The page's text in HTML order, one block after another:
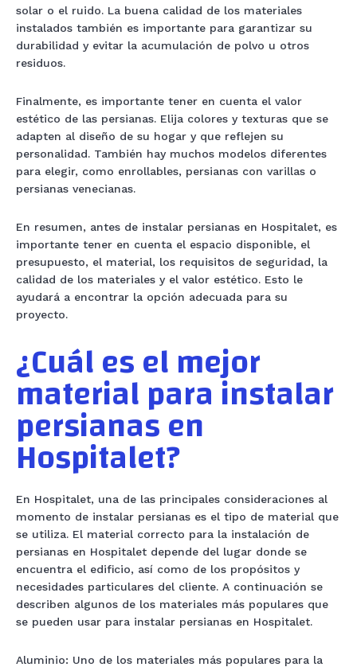
solar o el ruido. La buena calidad de los materiales
instalados también es importante para garantizar su
durabilidad y evitar la acumulación de polvo u otros
residuos.
Finalmente, es importante tener en cuenta el valor
estético de las persianas. Elija colores y texturas que se
adapten al diseño de su hogar y que reflejen su
personalidad. También hay muchos modelos diferentes
para elegir, como enrollables, persianas con varillas o
persianas venecianas.
En resumen, antes de instalar persianas en Hospitalet, es
importante tener en cuenta el espacio disponible, el
presupuesto, el material, los requisitos de seguridad, la
calidad de los materiales y el valor estético. Esto le
ayudará a encontrar la opción adecuada para su
proyecto.
¿Cuál es el mejor
material para instalar
persianas en
Hospitalet?
En Hospitalet, una de las principales consideraciones al
momento de instalar persianas es el tipo de material que
se utiliza. El material correcto para la instalación de
persianas en Hospitalet depende del lugar donde se
encuentra el edificio, así como de los propósitos y
necesidades particulares del cliente. A continuación se
describen algunos de los materiales más populares que
se pueden usar para instalar persianas en Hospitalet.
Aluminio: Uno de los materiales más populares para la